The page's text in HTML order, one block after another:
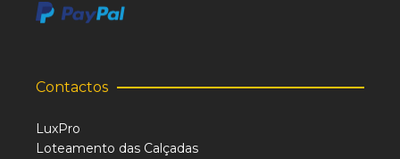
Contactos
LuxPro
Loteamento das Calçadas